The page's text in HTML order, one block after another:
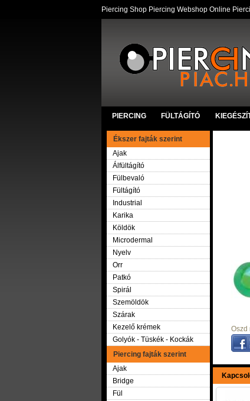
Piercing Shop Piercing Webshop Online
PIERCING FÜLTÁGÍTÓ
Ékszer fajták szerint
Ajak
Álfültágító
Fülbevaló
Fültágító
Industrial
Karika
Köldök
Microdermal
Nyelv
Orr
Patkó
Spirál
Szemöldök
Szárak
Kezelő krémek
Golyók - Tüskék - Kockák
Piercing fajták szerint
Ajak
Bridge
Fül
Oszd